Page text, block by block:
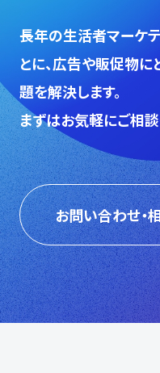
⻑年の生活者マーケ
とに、広告や販促物に
題を解決します。
まずはお気軽にご相談
お問い合わせ・